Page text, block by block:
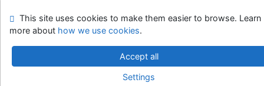
660 83 Brno
This site uses cookies to make them easier to browse. Learn
more about how we use cookies.
Accept all
Settings